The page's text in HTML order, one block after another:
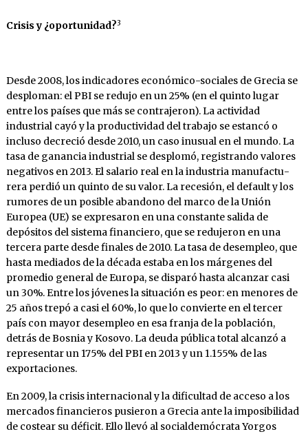
Crisis y ¿oportunidad?3
Desde 2008, los indicadores económico-socia­les de Grecia se
desploman: el PBI se redujo en un 25% (en el quinto lugar
entre los países que más se contrajeron). La actividad
industrial cayó y la productividad del trabajo se estancó o
incluso decreció desde 2010, un caso inusual en el mundo. La
tasa de ganancia industrial se desplomó, registrando valores
negativos en 2013. El salario real en la industria manufactu­
rera perdió un quinto de su valor. La recesión, el default y los
rumores de un posible aban­dono del marco de la Unión
Europea (UE) se expresaron en una constante salida de
depósi­tos del sistema financiero, que se redujeron en una
tercera parte desde finales de 2010. La tasa de desempleo, que
hasta mediados de la década estaba en los márgenes del
promedio general de Europa, se disparó hasta alcanzar casi
un 30%. Entre los jóvenes la situación es peor: en me­nores de
25 años trepó a casi el 60%, lo que lo convierte en el tercer
país con mayor des­empleo en esa franja de la población,
detrás de Bosnia y Kosovo. La deuda pública total alcan­zó a
representar un 175% del PBI en 2013 y un 1.155% de las
exportaciones.
En 2009, la crisis internacional y la dificultad de acceso a los
mercados financieros pusieron a Grecia ante la imposibilidad
de costear su défi­cit. Ello llevó al socialdemócrata Yorgos